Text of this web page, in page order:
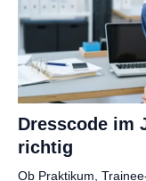
Dresscode im
richtig
Ob Praktikum,